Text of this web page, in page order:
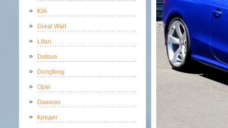
KIA
Great Wall
Lifan
Datsun
Dongfeng
Opel
Daewoo
Кредит